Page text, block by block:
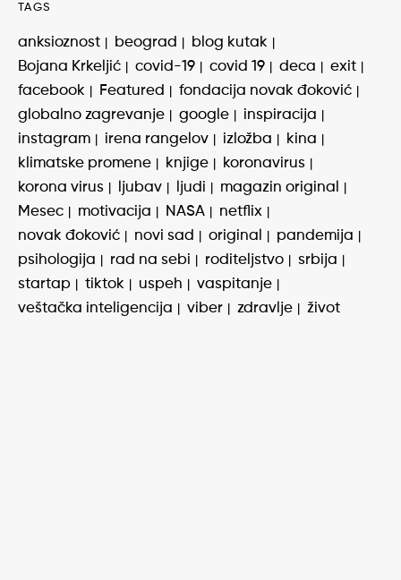
TAGS
anksioznost beograd
blog kutak
Bojana Krkeljić
covid-19 covid 19 deca
exit
facebook
Featured
fondacija novak đoković
globalno zagrevanje
google
inspiracija
instagram
irena rangelov izložba
kina
klimatske promene
knjige
koronavirus
korona virus
ljubav ljudi
magazin original
Mesec
motivacija NASA
netflix
novak đoković
novi sad original
pandemija
psihologija
rad na sebi roditeljstvo
srbija
startap
tiktok uspeh
vaspitanje
veštačka inteligencija
viber zdravlje život